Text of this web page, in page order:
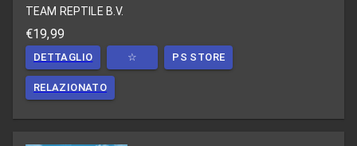
TEAM REPTILE B.V.
€19,99
DETTAGLIO ☆ PS STORE
RELAZIONATO